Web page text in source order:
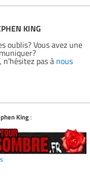
KING
oublis? Vous avez une
n'hésitez pas à nous
King: